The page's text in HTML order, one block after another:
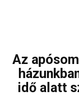
Az
idő alatt